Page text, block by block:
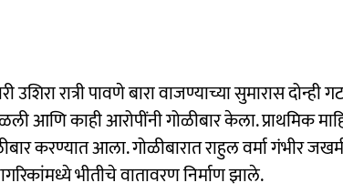
उशिरा रात्री पावणे बारा वाजण्याच्या सुमारास
आणि काही आरोपींनी गोळीबार केला. प्राथमिक
करण्यात आला. गोळीबारात राहुल वर्मा गंभीर
भीतीचे वातावरण निर्माण झाले.